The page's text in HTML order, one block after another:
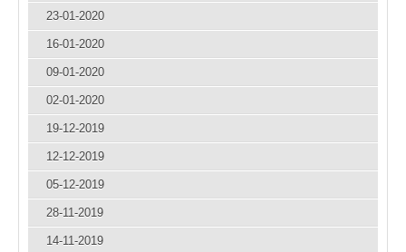
23-01-2020
16-01-2020
09-01-2020
02-01-2020
19-12-2019
12-12-2019
05-12-2019
28-11-2019
14-11-2019